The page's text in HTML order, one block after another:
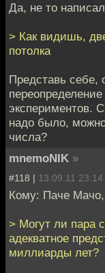
Да, не то
> Как видишь,
потолка
Представь себе,
экспериментов.
надо было,
числа?
mnemoNIK »
#118 | 13.09.11 23:14
Кому: Паче Мачо,
> Могут ли пара
адекватное
миллиарды лет?